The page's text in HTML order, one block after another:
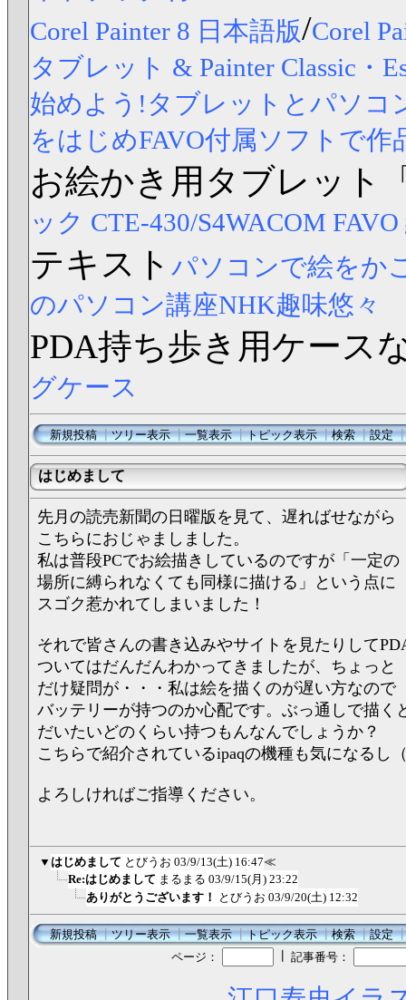
Corel Painter 8 日本語版/Corel
タブレット & Painter Classic・
始めよう!タブレットとパソコ
をはじめFAVO付属ソフトで作
お絵かき用タブレット
ック CTE-430/S4WACOM
テキスト パソコンで絵をか
のパソコン講座NHK趣味悠々
PDA持ち歩き用ケース
グケース
新規投稿┃ツリー表示┃一覧表示┃トピック表示┃検索┃設定
はじめまして
先月の読売新聞の日曜版を見て、遅ればせながら
こちらにおじゃましました。
私は普段PCでお絵描きしているのですが「一定の
場所に縛られなくても同様に描ける」という点に
スゴク惹かれてしまいました！
それで皆さんの書き込みやサイトを見たりして
ついてはだんだんわかってきましたが、ちょっと
だけ疑問が・・・私は絵を描くのが遅い方なので
バッテリーが持つのか心配です。ぶっ通しで描く
だいたいどのくらい持つもんなんでしょうか？
こちらで紹介されているipaqの機種も気になるし
よろしければご指導ください。
▼ はじめまして とびうお 03/9/13(土) 16:47≪
Re:はじめまして まるまる 03/9/15(月) 23:22
ありがとうございます！
とびうお 03/9/20(土) 12:32
新規投稿┃ツリー表示┃一覧表示┃トピック表示┃検索┃設定
ページ：
記事番号：